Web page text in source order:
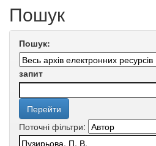
Пошук
Пошук:
запит
Поточні фільтри: